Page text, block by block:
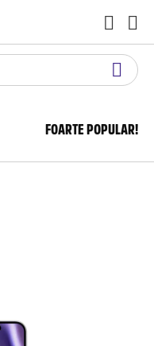
FOARTE POPULAR!